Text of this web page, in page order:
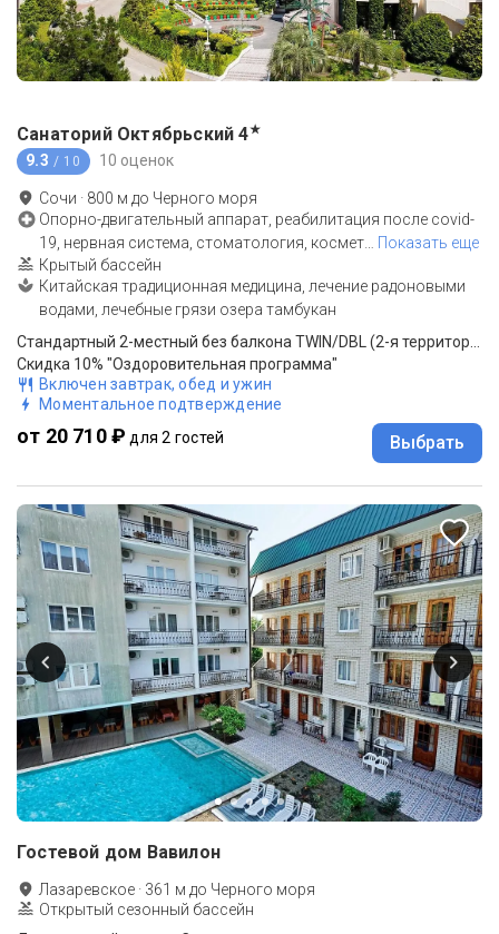
Санаторий Октябрьский 4★
9.3 / 10 10 оценок
Сочи · 800 м до Черного моря
Опорно-двигательный аппарат, реабилитация после covid-
19, нервная система, стоматология, космет
Показать еще
Крытый бассейн
Китайская традиционная медицина, лечение радоновыми
водами, лечебные грязи озера тамбукан
Скидка 10% "Оздоровительная программа"
Включен завтрак, обед и ужин
Моментальное подтверждение
от 20 710 ₽ для 2 гостей Выбрать
Гостевой дом Вавилон
Лазаревское · 361 м до Черного моря
Открытый сезонный бассейн